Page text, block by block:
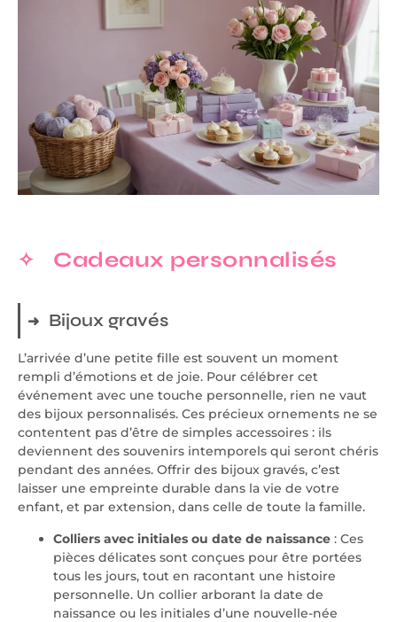
Cadeaux personnalisés
Bijoux gravés
L’arrivée d’une petite fille est souvent un moment
rempli d’émotions et de joie. Pour célébrer cet
événement avec une touche personnelle, rien ne vaut
des bijoux personnalisés. Ces précieux ornements ne se
contentent pas d’être de simples accessoires : ils
deviennent des souvenirs intemporels qui seront chéris
pendant des années. Offrir des bijoux gravés, c’est
laisser une empreinte durable dans la vie de votre
enfant, et par extension, dans celle de toute la famille.
Colliers avec initiales ou date de naissance : Ces
pièces délicates sont conçues pour être portées
tous les jours, tout en racontant une histoire
personnelle. Un collier arborant la date de
naissance ou les initiales d’une nouvelle-née